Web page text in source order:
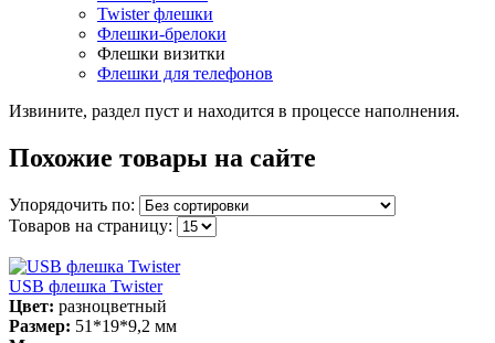
Twister флешки
Флешки-брелоки
Флешки визитки
Флешки для телефонов
Извините, раздел пуст и находится в процессе наполнения.
Похожие товары на сайте
Упорядочить по:
Товаров на страницу:
USB флешка Twister
Цвет: разноцветный
Размер: 51*19*9,2 мм